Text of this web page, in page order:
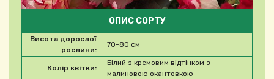
ОПИС СОРТУ
Висота дорослої
рослини:
70-80 см
Колір квітки:
Білий з кремовим відтінком з
малиновою окантовкою